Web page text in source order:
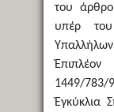
του
υπέρ του
1449/783/
Ἐγκύκλια